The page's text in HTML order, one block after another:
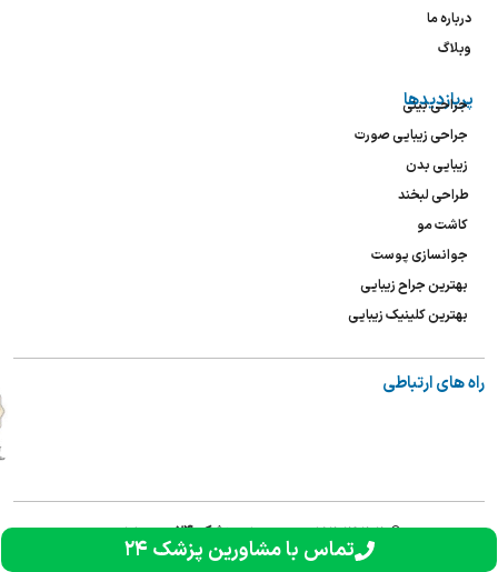
تماس با مشاورین پزشک ۲۴
درباره ما
وبلاگ
پربازدیدها
جراحی بینی
جراحی زیبایی صورت
زیبایی بدن
طراحی لبخند
کاشت مو
جوانسازی پوست
بهترین جراح زیبایی
بهترین کلینیک زیبایی
راه های ارتباطی
©۲۰۲۶-۲۰۲۰ کلیه حقوق برایپزشک ۲۴ محفوظ است